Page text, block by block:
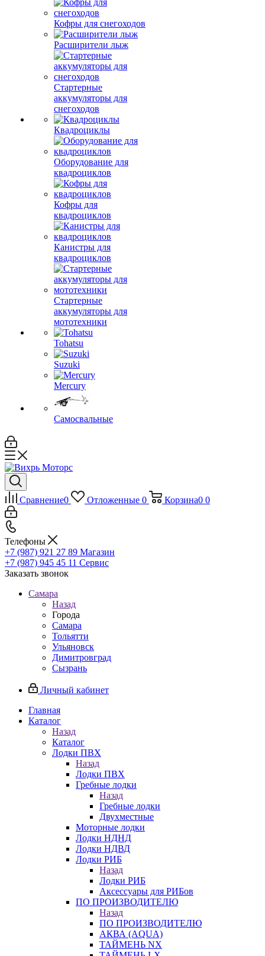
Кофры для снегоходов
Расширители лыж
Стартерные
аккумуляторы для
снегоходов
Квадроциклы
Оборудование для
квадроциклов
Кофры для
квадроциклов
Канистры для
квадроциклов
Стартерные
аккумуляторы для
мототехники
Tohatsu
Suzuki
Mercury
Самосвальные
Сравнение0 Отложенные 0 Корзина0 0
Телефоны
+7 (987) 921 27 89 Магазин
+7 (987) 945 45 11 Сервис
Заказать звонок
Самара
Назад
Города
Самара
Тольятти
Ульяновск
Димитровград
Сызрань
Личный кабинет
Главная
Каталог
Назад
Каталог
Лодки ПВХ
Назад
Лодки ПВХ
Гребные лодки
Назад
Гребные лодки
Двухместные
Моторные лодки
Лодки НДНД
Лодки НДВД
Лодки РИБ
Назад
Лодки РИБ
Аксессуары для РИБов
ПО ПРОИЗВОДИТЕЛЮ
Назад
ПО ПРОИЗВОДИТЕЛЮ
АКВА (AQUA)
ТАЙМЕНЬ NX